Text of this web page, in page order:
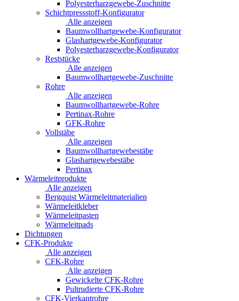
Polyesterharzgewebe-Zuschnitte
Schichtpressstoff-Konfigurator
Alle anzeigen
Baumwollhartgewebe-Konfigurator
Glashartgewebe-Konfigurator
Polyesterharzgewebe-Konfigurator
Reststücke
Alle anzeigen
Baumwollhartgewebe-Zuschnitte
Rohre
Alle anzeigen
Baumwollhartgewebe-Rohre
Pertinax-Rohre
GFK-Rohre
Vollstäbe
Alle anzeigen
Baumwollhartgewebestäbe
Glashartgewebestäbe
Pertinax
Wärmeleitprodukte
Alle anzeigen
Bergquist Wärmeleitmaterialien
Wärmeleitkleber
Wärmeleitpasten
Wärmeleitpads
Dichtungen
CFK-Produkte
Alle anzeigen
CFK-Rohre
Alle anzeigen
Gewickelte CFK-Rohre
Pultrudierte CFK-Rohre
CFK-Vierkantrohre